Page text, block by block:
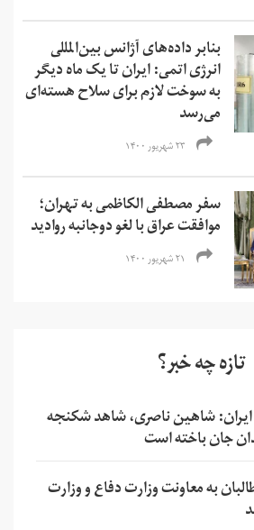
بنابر داده‌های آژانس بین‌المللی
انرژی اتمی: ایران تا یک ماه دیگر
به سوخت لازم برای سلاح هسته‌ای
می‌رسد
۲۳ شهریور ۱۴۰۰
سفر مصطفی الکاظمی به تهران؛
موافقت عراق با لغو دوجانبه روادید
۲۱ شهریور ۱۴۰۰
تازه چه خبر؟
شاهین ناصری، شاهد شکنجه
جان باخته است
به معاونت وزارت دفاع و وزارت